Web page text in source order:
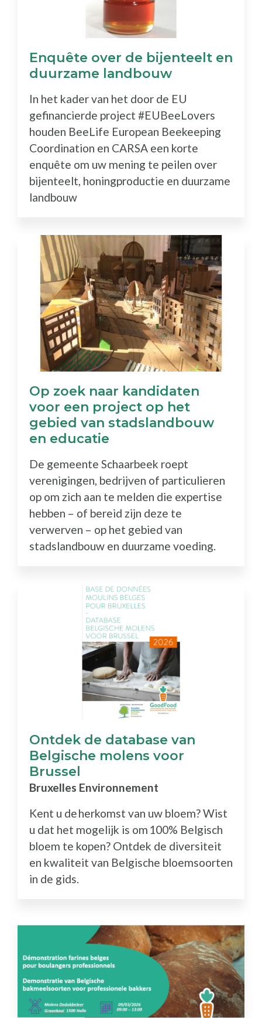
Enquête over de bijenteelt en
duurzame landbouw
In het kader van het door de EU
gefinancierde project #EUBeeLovers
houden BeeLife European Beekeeping
Coordination en CARSA een korte
enquête om uw mening te peilen over
bijenteelt, honingproductie en duurzame
landbouw
Op zoek naar kandidaten
voor een project op het
gebied van stadslandbouw
en educatie
De gemeente Schaarbeek roept
verenigingen, bedrijven of particulieren
op om zich aan te melden die expertise
hebben – of bereid zijn deze te
verwerven – op het gebied van
stadslandbouw en duurzame voeding.
Ontdek de database van
Belgische molens voor
Brussel
Bruxelles Environnement
Kent u de herkomst van uw bloem? Wist
u dat het mogelijk is om 100% Belgisch
bloem te kopen? Ontdek de diversiteit
en kwaliteit van Belgische bloemsoorten
in de gids.